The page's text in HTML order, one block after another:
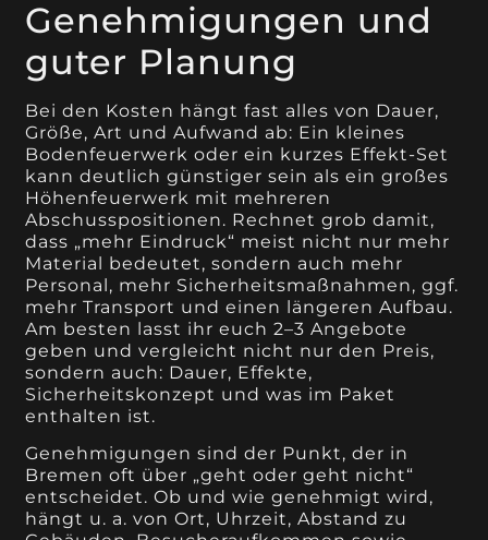
Genehmigungen und
guter Planung
Bei den Kosten hängt fast alles von Dauer,
Größe, Art und Aufwand ab: Ein kleines
Bodenfeuerwerk oder ein kurzes Effekt-Set
kann deutlich günstiger sein als ein großes
Höhenfeuerwerk mit mehreren
Abschusspositionen. Rechnet grob damit,
dass „mehr Eindruck“ meist nicht nur mehr
Material bedeutet, sondern auch mehr
Personal, mehr Sicherheitsmaßnahmen, ggf.
mehr Transport und einen längeren Aufbau.
Am besten lasst ihr euch 2–3 Angebote
geben und vergleicht nicht nur den Preis,
sondern auch: Dauer, Effekte,
Sicherheitskonzept und was im Paket
enthalten ist.
Genehmigungen sind der Punkt, der in
Bremen oft über „geht oder geht nicht“
entscheidet. Ob und wie genehmigt wird,
hängt u. a. von Ort, Uhrzeit, Abstand zu